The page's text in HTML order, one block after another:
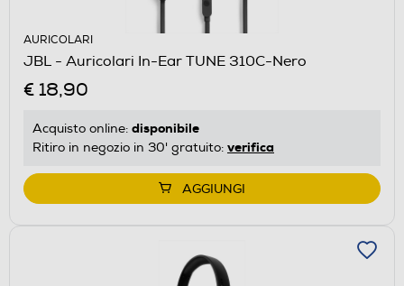
AURICOLARI
JBL - Auricolari In-Ear TUNE 310C-Nero
€ 18,90
Acquisto online: disponibile
Ritiro in negozio in 30' gratuito: verifica
AGGIUNGI